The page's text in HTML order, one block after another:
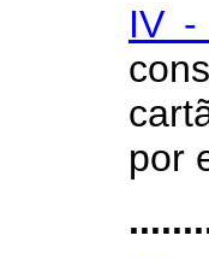
IV -
por